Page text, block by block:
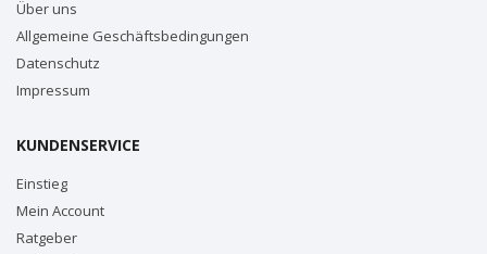
Über uns
Allgemeine Geschäftsbedingungen
Datenschutz
Impressum
KUNDENSERVICE
Einstieg
Mein Account
Ratgeber